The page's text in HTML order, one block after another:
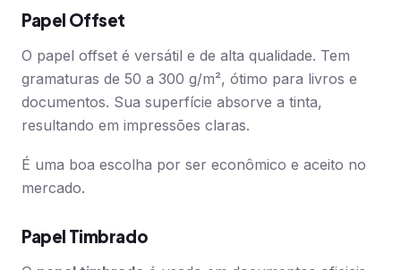
Papel Offset
O papel offset é versátil e de alta qualidade. Tem
gramaturas de 50 a 300 g/m², ótimo para livros e
documentos. Sua superfície absorve a tinta,
resultando em impressões claras.
É uma boa escolha por ser econômico e aceito no
mercado.
Papel Timbrado